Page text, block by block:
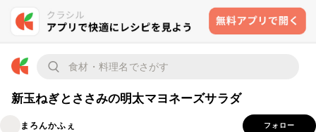
新玉ねぎとささみの明太マヨネーズサラダ
まろんかふぇ フォロー